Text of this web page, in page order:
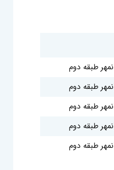
طبقه دوم
طبقه دوم
طبقه دوم
طبقه دوم
طبقه دوم